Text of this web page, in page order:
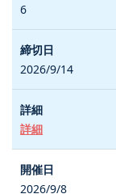
6
2026/9/14
詳細
2026/9/8